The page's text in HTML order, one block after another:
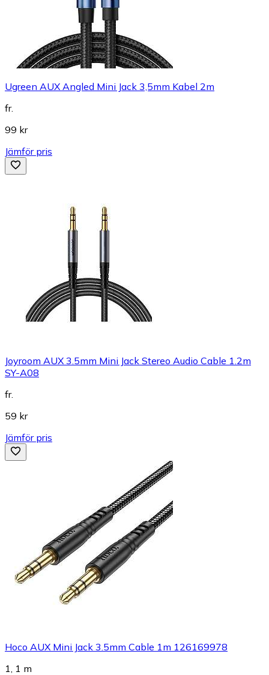
Ugreen AUX Angled Mini Jack 3,5mm Kabel 2m
fr.
99 kr
Jämför pris
Joyroom AUX 3.5mm Mini Jack Stereo Audio Cable 1.2m
SY-A08
fr.
59 kr
Jämför pris
Hoco AUX Mini Jack 3.5mm Cable 1m 126169978
1, 1 m